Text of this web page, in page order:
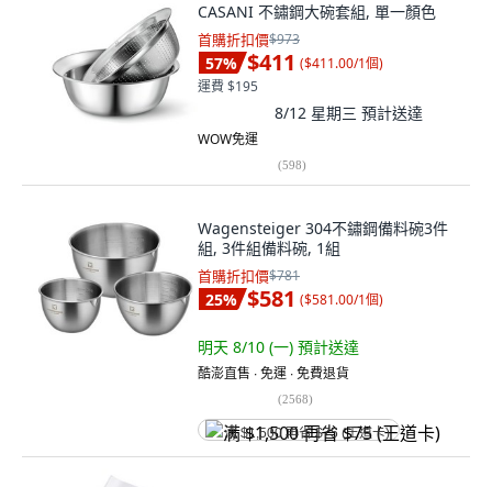
CASANI 不鏽鋼大碗套組, 單一顏色
首購折扣價$973
57% $411 ($411.00/1個)
運費 $195
8/12 星期三 預計送達
WOW免運
(598)
Wagensteiger 304不鏽鋼備料碗3件
組, 3件組備料碗, 1組
首購折扣價$781
25% $581 ($581.00/1個)
明天 8/10 (一) 預計送達
酷澎直售 ∙ 免運 ∙ 免費退貨
(2568)
满 $1,500 再省 $75 (王道卡)